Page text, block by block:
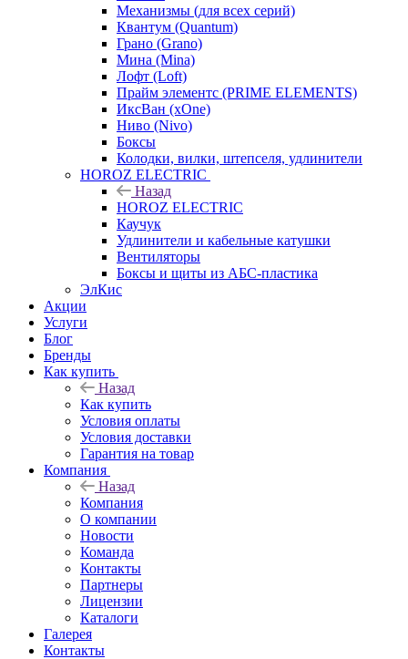
Механизмы (для всех серий)
Квантум (Quantum)
Грано (Grano)
Мина (Mina)
Лофт (Loft)
Прайм элементс (PRIME ELEMENTS)
ИксВан (xOne)
Ниво (Nivo)
Боксы
Колодки, вилки, штепселя, удлинители
HOROZ ELECTRIC
Назад
HOROZ ELECTRIC
Каучук
Удлинители и кабельные катушки
Вентиляторы
Боксы и щиты из АБС-пластика
ЭлКис
Акции
Услуги
Блог
Бренды
Как купить
Назад
Как купить
Условия оплаты
Условия доставки
Гарантия на товар
Компания
Назад
Компания
О компании
Новости
Команда
Контакты
Партнеры
Лицензии
Каталоги
Галерея
Контакты